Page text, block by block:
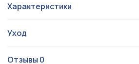
Характеристики
Серия
Уход
Отзывы 0